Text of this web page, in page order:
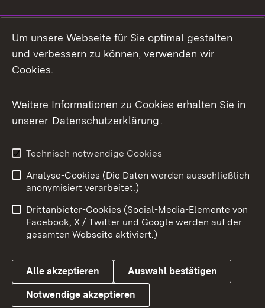
Facebook
X / Twitter
Youtube
Link zum Landesportal
Impressum
Kontakt
Barrierefreiheit
Datenschutz
Cookies
Um unsere Webseite für Sie optimal gestalten
und verbessern zu können, verwenden wir
Cookies.
Weitere Informationen zu Cookies erhalten Sie in
unserer Datenschutzerklärung.
Technisch notwendige Cookies
Analyse-Cookies (Die Daten werden ausschließlich
anonymisiert verarbeitet.)
Drittanbieter-Cookies (Social-Media-Elemente von
Facebook, X / Twitter und Google werden auf der
gesamten Webseite aktiviert.)
Alle akzeptieren Auswahl bestätigen
Notwendige akzeptieren